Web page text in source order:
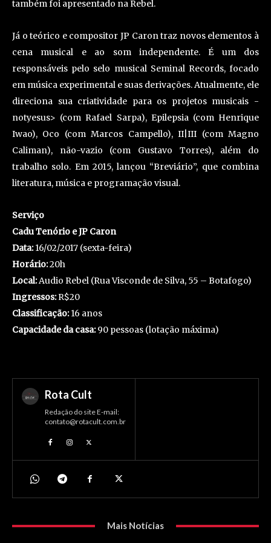
também foi apresentado na Rebel.
Já o teórico e compositor JP Caron traz novos elementos à
cena musical e ao som independente. É um dos
responsáveis pelo selo musical Seminal Records, focado
em música experimental e suas derivações. Atualmente, ele
direciona sua criatividade para os projetos musicais -
notyesus> (com Rafael Sarpa), Epilepsia (com Henrique
Iwao), Oco (com Marcos Campello), II|III (com Magno
Caliman), não-vazio (com Gustavo Torres), além do
trabalho solo. Em 2015, lançou “Breviário”, que combina
literatura, música e programação visual.
Serviço
Cadu Tenório e JP Caron
Data:16/02/2017 (sexta-feira)
Horário:20h
Local:Audio Rebel (Rua Visconde de Silva, 55 – Botafogo)
Ingressos:R$20
Classificação:16 anos
Capacidade da casa:90 pessoas (lotação máxima)
Rota Cult
Redação do site E-mail:
contato@rotacult.com.br
Mais Notícias